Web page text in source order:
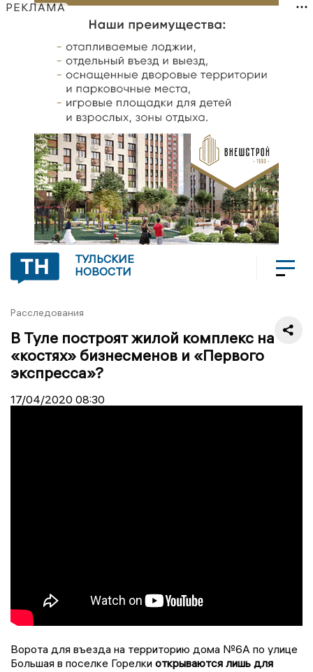
РЕКЛАМА
ТУЛЬСКИЕ
НОВОСТИ
Расследования
В Туле построят жилой комплекс на
«костях» бизнесменов и «Первого
экспресса»?
17/04/2020 08:30
Ворота для въезда на территорию дома №6А по улице
Большая в поселке Горелки открываются лишь для